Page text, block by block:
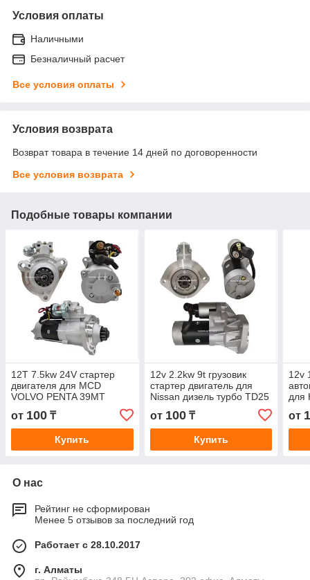
Условия оплаты
Наличными
Безналичный расчет
Все условия оплаты
Условия возврата
Возврат товара в течение 14 дней по договоренности
Все условия возврата
Подобные товары компании
12T 7.5kw 24V стартер
двигателя для MCD
VOLVO PENTA 39MT
грузовик D12 QD3111
M009T82171 M9T67671
от 100 ₸
Купить
12v 2.2kw 9t грузовик
стартер двигатель для
Nissan дизель турбо TD25
TD27 S13126 233001S900
23300-54T00
от 100₸
Купить
12v
для
от
О нас
Рейтинг не сформирован
Менее 5 отзывов за последний год
Работает с 28.10.2017
г. Алматы